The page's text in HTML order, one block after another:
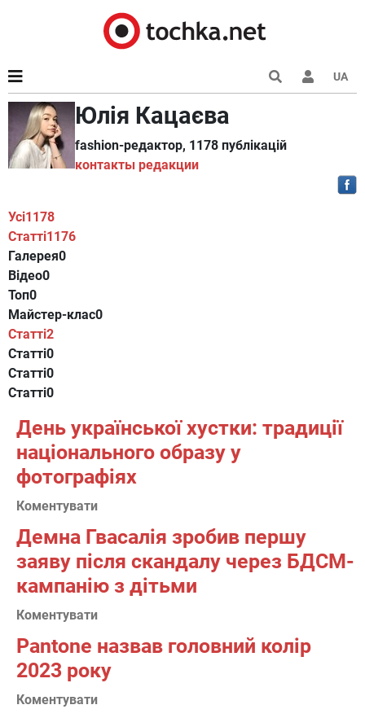
UA
Юлія Кацаєва
fashion-редактор, 1178 публікацій
контакты редакции
Усі1178
Статті1176
Галерея0
Відео0
Топ0
Майстер-клас0
Статті2
Статті0
Статті0
Статті0
День української хустки: традиції
національного образу у
фотографіях
Коментувати
Демна Гвасалія зробив першу
заяву після скандалу через БДСМ-
кампанію з дітьми
Коментувати
Pantone назвав головний колір
2023 року
Коментувати